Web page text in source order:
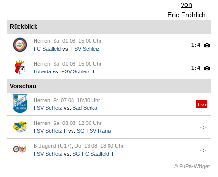
von
Eric Fröhlich
Rückblick
Herren, Sa. 01.08. 15:00 Uhr
FC Saalfeld vs. FSV Schleiz
1:4
Herren, Sa. 01.08. 15:00 Uhr
Lobeda vs. FSV Schleiz II
1:4
Vorschau
Herren, Fr. 07.08. 18:30 Uhr
FSV Schleiz vs. Bad Berka
live
Herren, Sa. 08.08. 12:30 Uhr
FSV Schleiz II vs. SG TSV Ranis
-:-
B-Jugend (U17), Do. 13.08. 18:00 Uhr
FSV Schleiz vs. SG FC Saalfeld II
-:-
© FuPa-Widget